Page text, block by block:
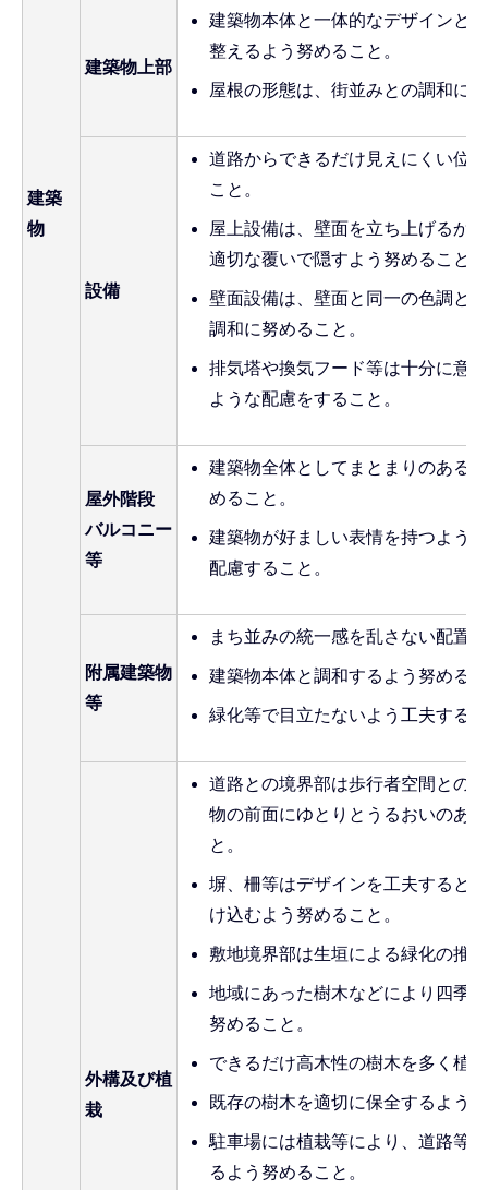
建築
物
建築物上部
建築物本体と一体的なデザインと
整えるよう努めること。
屋根の形態は、街並みとの調和に
設備
道路からできるだけ見えにくい位
こと。
屋上設備は、壁面を立ち上げるか
適切な覆いで隠すよう努めること。
壁面設備は、壁面と同一の色調と
調和に努めること。
排気塔や換気フード等は十分に意
ような配慮をすること。
屋外階段
バルコニー
等
建築物全体としてまとまりのある
めること。
建築物が好ましい表情を持つよう
配慮すること。
附属建築物
等
まち並みの統一感を乱さない配置
建築物本体と調和するよう努める
緑化等で目立たないよう工夫する
外構及び植
栽
道路との境界部は歩行者空間との
物の前面にゆとりとうるおいのあ
と。
塀、柵等はデザインを工夫すると
け込むよう努めること。
敷地境界部は生垣による緑化の推
地域にあった樹木などにより四季
努めること。
できるだけ高木性の樹木を多く植
既存の樹木を適切に保全するよう
駐車場には植栽等により、道路等
るよう努めること。